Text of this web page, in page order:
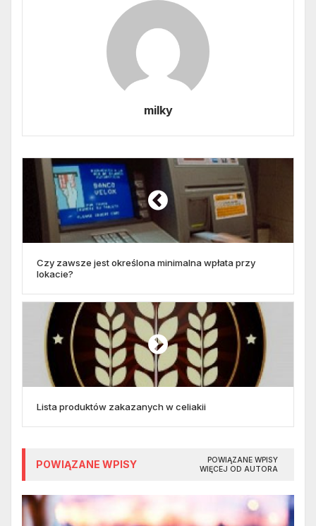
milky
Czy zawsze jest określona minimalna wpłata przy
lokacie?
Lista produktów zakazanych w celiakii
POWIĄZANE WPISY
POWIĄZANE WPISY
WIĘCEJ OD AUTORA